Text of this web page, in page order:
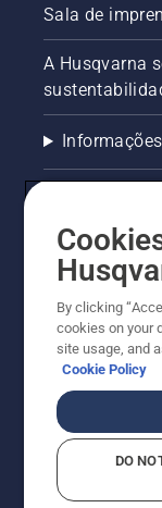
Sala de
A Husqvarna
Outros sites
Trabalhe
By clicking
cookies on your
site usage, and
Cookie Policy
DO